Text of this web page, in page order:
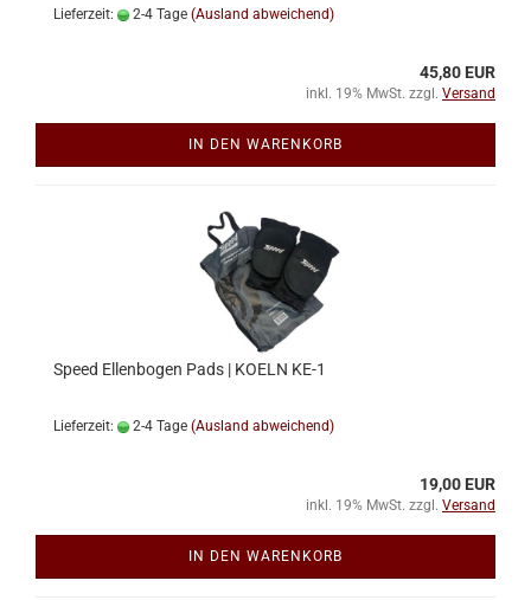
Lieferzeit: 2-4 Tage (Ausland abweichend)
45,80 EUR
inkl. 19% MwSt. zzgl. Versand
IN DEN WARENKORB
Speed Ellenbogen Pads | KOELN KE-1
Lieferzeit: 2-4 Tage (Ausland abweichend)
19,00 EUR
inkl. 19% MwSt. zzgl. Versand
IN DEN WARENKORB